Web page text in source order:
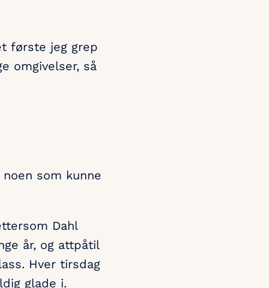
første jeg grep
omgivelser, så
som kunne
Dahl
år, og attpåtil
Hver tirsdag
glade i.